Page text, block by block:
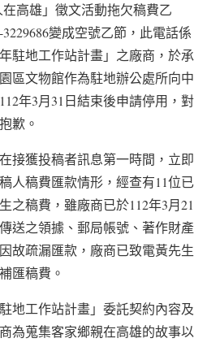
高雄」徵文活動拖欠稿費乙
變成空號乙節，此電話係
駐地工作站計畫」之廠商，於承
區文物館作為駐地辦公處所向中
年3月31日結束後申請停用，對
歉。
接獲投稿者訊息第一時間，立即
人稿費匯款情形，經查有11位已
之稿費，雖廠商已於112年3月21
送之領據、郵局帳號、著作財產
故疏漏匯款，廠商已致電黃先生
匯稿費。
地工作站計畫」委託契約內容及
為蒐集客家鄉親在高雄的故事以